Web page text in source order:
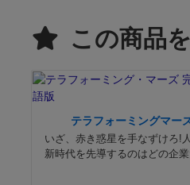
この商品
テラフォーミングマー
いざ、赤き惑星を手なずけろ!
新時代を先導するのはどの企